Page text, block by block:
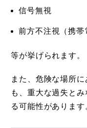
信号無視
前方不注視（携帯
等が挙げられます。
また、危険な場所
も、重大な過失と
る可能性があります